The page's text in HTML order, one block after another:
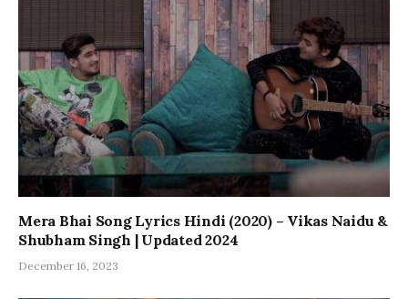
Mera Bhai Song Lyrics Hindi (2020) – Vikas Naidu &
Shubham Singh | Updated 2024
December 16, 2023